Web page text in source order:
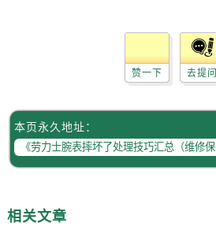
赞一下 去提问
本页永久地址：
相关文章